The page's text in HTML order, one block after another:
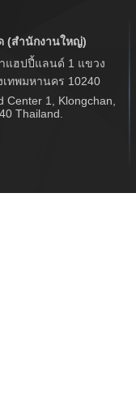
(สำนักงานใหญ่)
ปปี้แลนด์ 1 แขวง
เทพมหานคร 10240
1, Klongchan,
Thailand.